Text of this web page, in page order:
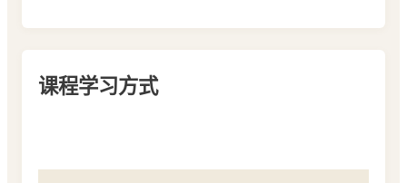
课程学习方式